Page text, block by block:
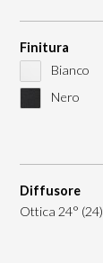
Finitura
Bianco
Nero
Diffusore
Ottica 24° (24)